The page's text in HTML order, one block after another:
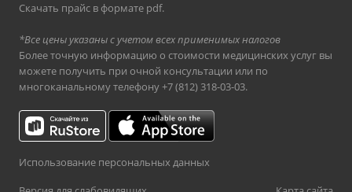
Скачать прайс в формате pdf.
*Все цены указаны с учетом всех применимых налогов
Более точную информацию о стоимости медицинских услуг вы
можете получить при очной консультации или по
многоканальному телефону+7 (812) 318-03-03.
Использование персональных данных